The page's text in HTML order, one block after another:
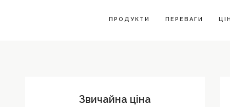
ПРОДУКТИ ПЕРЕВАГИ
Звичайна ціна